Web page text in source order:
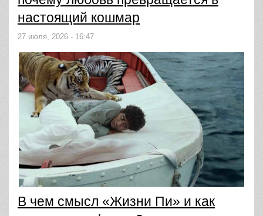
настоящий кошмар
27 июля, 2026 - 16:47
В чем смысл «Жизни Пи» и как